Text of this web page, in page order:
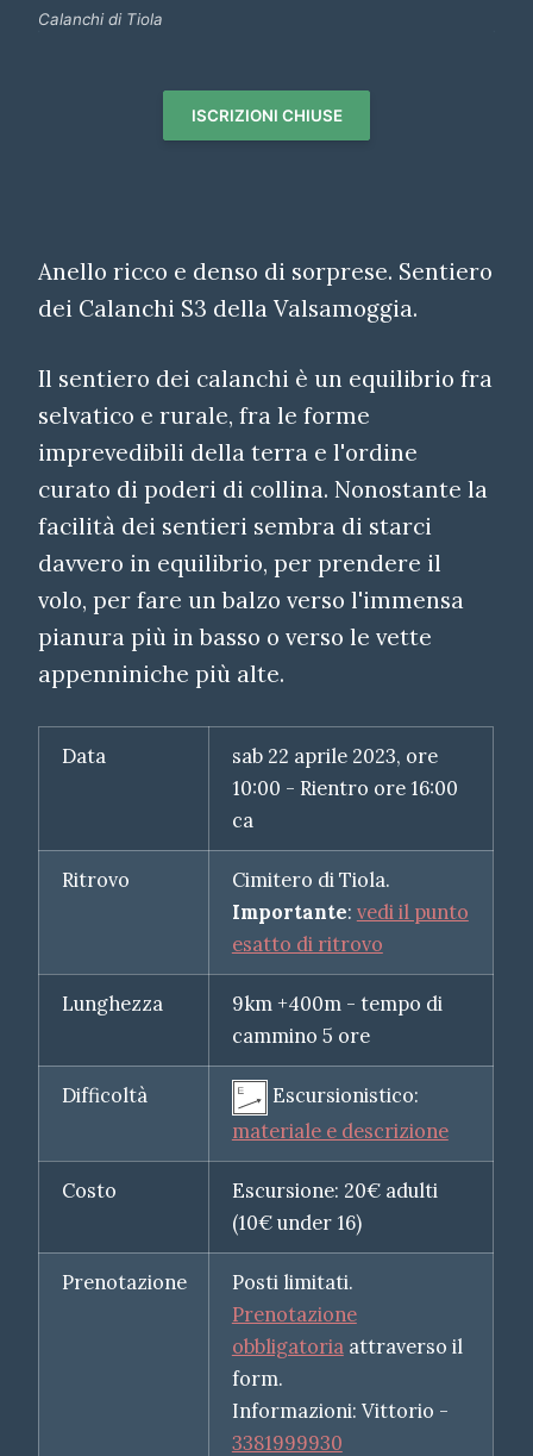
Calanchi di Tiola
ISCRIZIONI CHIUSE
Anello ricco e denso di sorprese. Sentiero
dei Calanchi S3 della Valsamoggia.
Il sentiero dei calanchi è un equilibrio fra
selvatico e rurale, fra le forme
imprevedibili della terra e l'ordine
curato di poderi di collina. Nonostante la
facilità dei sentieri sembra di starci
davvero in equilibrio, per prendere il
volo, per fare un balzo verso l'immensa
pianura più in basso o verso le vette
appenniniche più alte.
Data
sab 22 aprile 2023, ore
10:00 - Rientro ore 16:00
ca
Ritrovo
Cimitero di Tiola.
Importante: vedi il punto
esatto di ritrovo
Lunghezza
9km +400m - tempo di
cammino 5 ore
Difficoltà
Escursionistico:
materiale e descrizione
Costo
Escursione: 20€ adulti
(10€ under 16)
Prenotazione
Posti limitati.
Prenotazione
obbligatoria attraverso il
form.
Informazioni: Vittorio -
3381999930